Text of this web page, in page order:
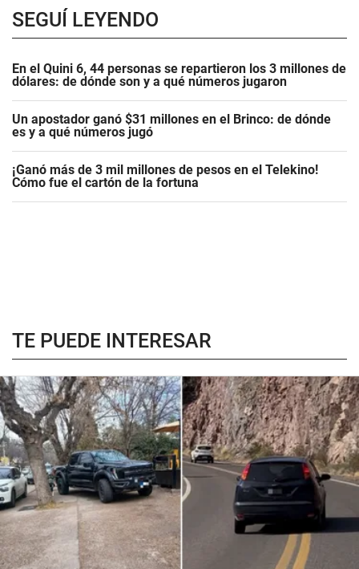
SEGUÍ LEYENDO
En el Quini 6, 44 personas se repartieron los 3 millones de
dólares: de dónde son y a qué números jugaron
Un apostador ganó $31 millones en el Brinco: de dónde
es y a qué números jugó
¡Ganó más de 3 mil millones de pesos en el Telekino!
Cómo fue el cartón de la fortuna
TE PUEDE INTERESAR